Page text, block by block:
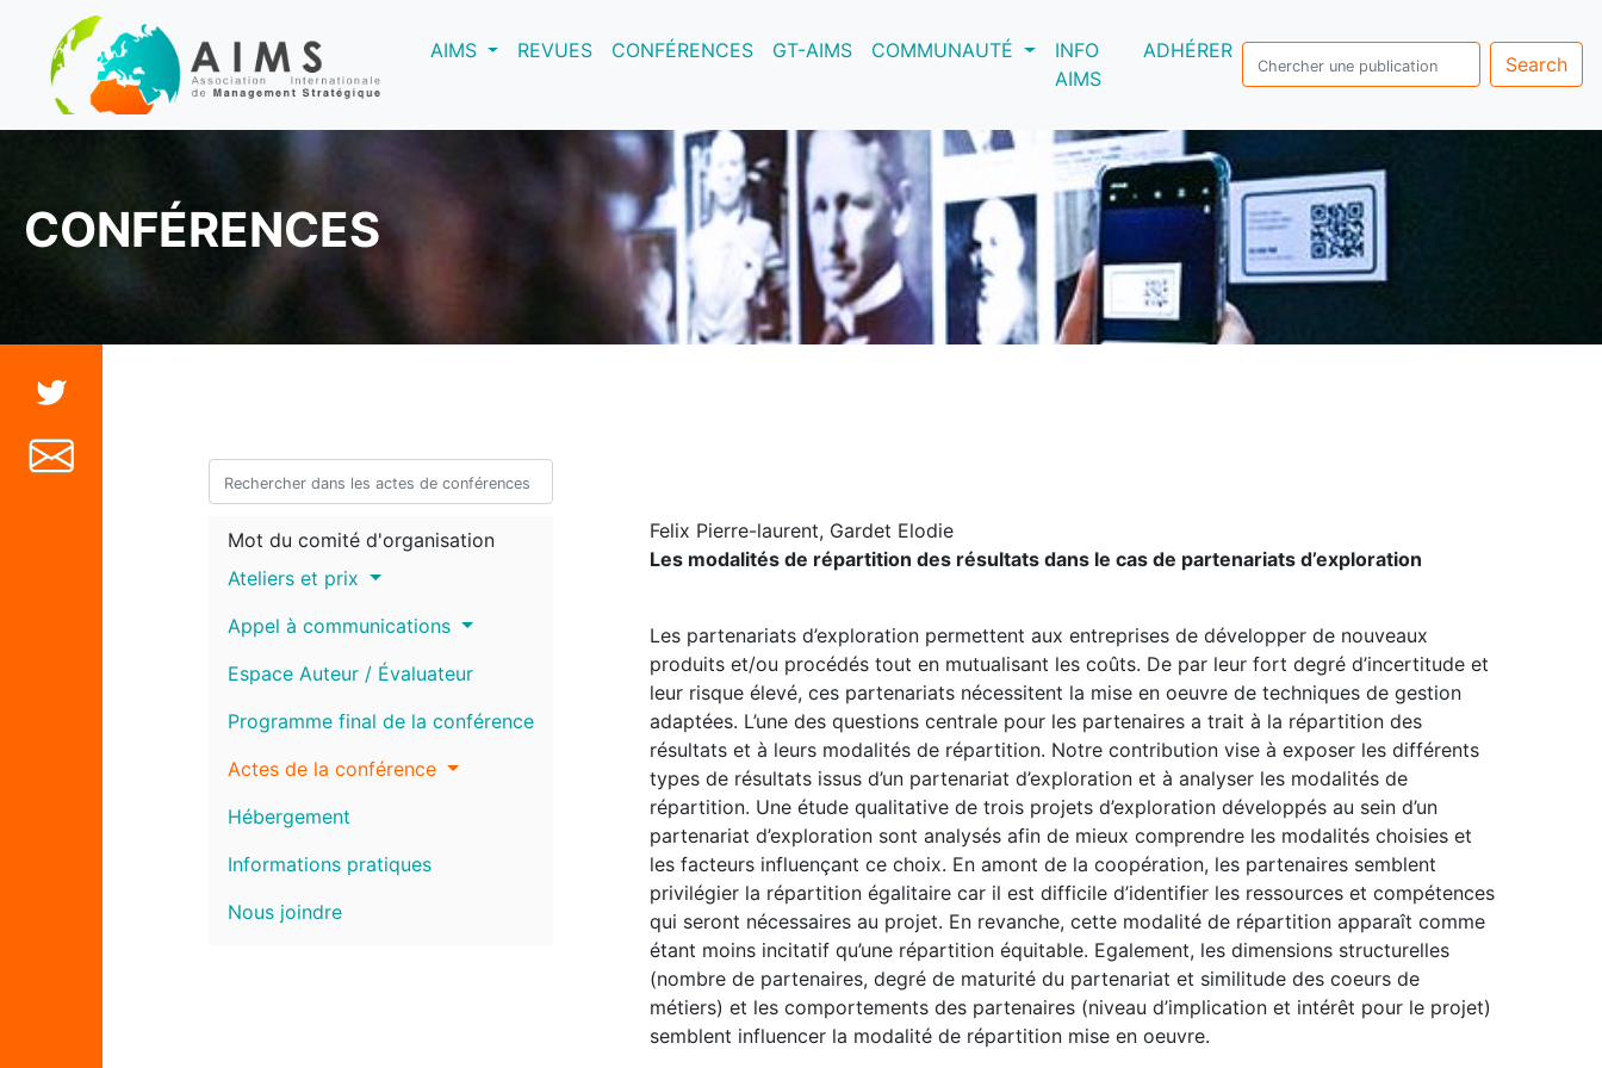
AIMS(current)REVUES CONFÉRENCES GT-AIMS COMMUNAUTÉ
INFO
AIMS
ADHÉRER
Search
CONFÉRENCES
Mot du comité d'organisation
Ateliers et prix
Appel à communications
Espace Auteur / Évaluateur
Programme final de la conférence
Actes de la conférence
Hébergement
Informations pratiques
Nous joindre
Felix Pierre-laurent, Gardet Elodie
Les modalités de répartition des résultats dans le cas de partenariats d’exploration
Les partenariats d’exploration permettent aux entreprises de développer de nouveaux
produits et/ou procédés tout en mutualisant les coûts. De par leur fort degré d’incertitude et
leur risque élevé, ces partenariats nécessitent la mise en oeuvre de techniques de gestion
adaptées. L’une des questions centrale pour les partenaires a trait à la répartition des
résultats et à leurs modalités de répartition. Notre contribution vise à exposer les différents
types de résultats issus d’un partenariat d’exploration et à analyser les modalités de
répartition. Une étude qualitative de trois projets d’exploration développés au sein d’un
partenariat d’exploration sont analysés afin de mieux comprendre les modalités choisies et
les facteurs influençant ce choix. En amont de la coopération, les partenaires semblent
privilégier la répartition égalitaire car il est difficile d’identifier les ressources et compétences
qui seront nécessaires au projet. En revanche, cette modalité de répartition apparaît comme
étant moins incitatif qu’une répartition équitable. Egalement, les dimensions structurelles
(nombre de partenaires, degré de maturité du partenariat et similitude des coeurs de
métiers) et les comportements des partenaires (niveau d’implication et intérêt pour le projet)
semblent influencer la modalité de répartition mise en oeuvre.